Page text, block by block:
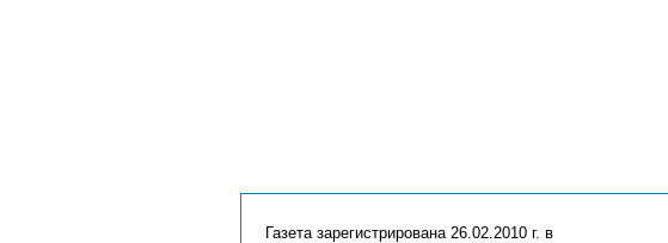
Газета зарегистрирована 26.02.2010 г. в